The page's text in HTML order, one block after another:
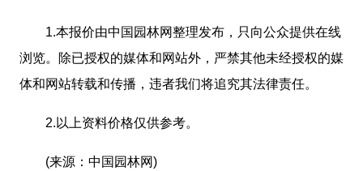
1.本报价由中国园林网整理发布，只向公众提供在线
浏览。除已授权的媒体和网站外，严禁其他未经授权的媒
体和网站转载和传播，违者我们将追究其法律责任。
2.以上资料价格仅供参考。
(来源：中国园林网)